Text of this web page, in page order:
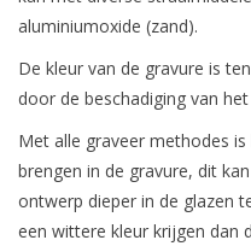
aluminiumoxide (zand).
De kleur van de gravure is
door de beschadiging van
Met alle graveer methodes
brengen in de gravure, dit
ontwerp dieper in de glazen
een wittere kleur krijgen dan